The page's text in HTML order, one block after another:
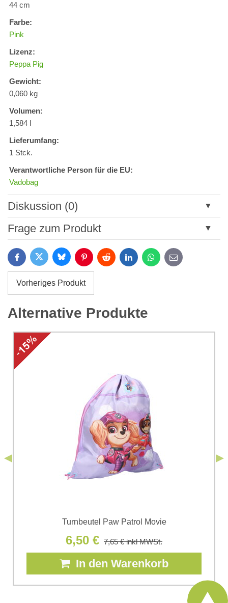
44 cm
Farbe:
Pink
Lizenz:
Peppa Pig
Gewicht:
0,060 kg
Volumen:
1,584 l
Lieferumfang:
1 Stck.
Verantwortliche Person für die EU:
Vadobag
Diskussion (0)
Neuer Kommentar
Titel:
Name:*
Ich stimme der Verarbeitung der im Formular angegebenen
personenbezogenen Daten zum Zwecke der Absendung
einverstanden. Ich habe die Datenschutzbedingungen
Bomba s.r.o. zur Kenntnis genommen.*
Frage zum Produkt
*
Ihre E-Mail:*
Ihre Frage zum Produkt:
FacebookTwitter BlueskyPinterestReddit LinkedInWhatsApp
E-
mail
Vorheriges Produkt
Alternative Produkte
Turnbeutel Paw Patrol Movie
6,50 € 7,65 €inkl MWSt.
In den Warenkorb